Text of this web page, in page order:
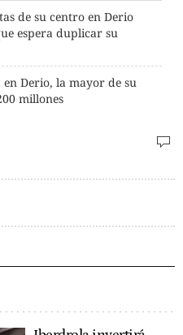
de su centro en Derio
espera duplicar su
Derio, la mayor de su
millones